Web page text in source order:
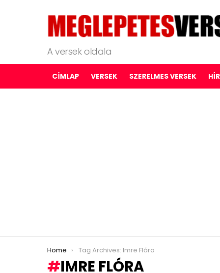
A versek oldala
CÍMLAP VERSEK SZERELMES VERSEK
You are here:
Home Tag Archives: Imre Flóra
IMRE FLÓRA